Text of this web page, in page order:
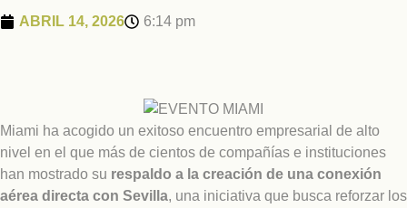
ABRIL 14, 2026 6:14 pm
Miami ha acogido un exitoso encuentro empresarial de alto
nivel en el que más de cientos de compañías e instituciones
han mostrado su respaldo a la creación de una conexión
aérea directa con Sevilla, una iniciativa que busca reforzar los